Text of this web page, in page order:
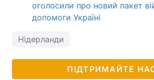
оголосили про новий пакет
допомоги Україні
Нідерланди
ПІДТРИМАЙТЕ